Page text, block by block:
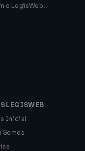
o LegisWeb.
LEGISWEB
Inicial
Somos